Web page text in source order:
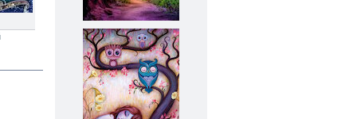
1000 dílků 1000 dílků